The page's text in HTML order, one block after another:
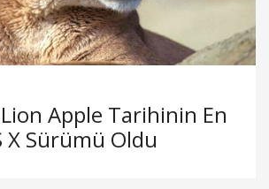
Apple Tarihinin En
X Sürümü Oldu